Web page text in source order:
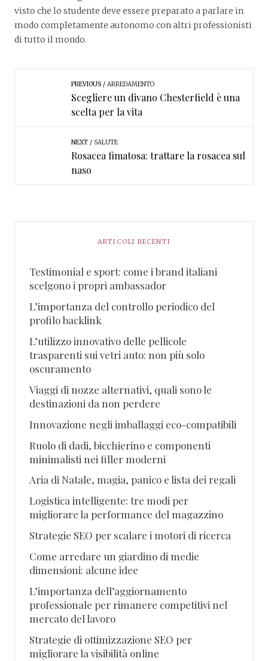
visto che lo studente deve essere preparato a parlare in
modo completamente autonomo con altri professionisti
di tutto il mondo.
PREVIOUS ARREDAMENTO
Scegliere un divano Chesterfield è una
scelta per la vita
NEXT SALUTE
Rosacea fimatosa: trattare la rosacea sul
naso
ARTICOLI RECENTI
Testimonial e sport: come i brand italiani
scelgono i propri ambassador
L’importanza del controllo periodico del
profilo backlink
L’utilizzo innovativo delle pellicole
trasparenti sui vetri auto: non più solo
oscuramento
Viaggi di nozze alternativi, quali sono le
destinazioni da non perdere
Innovazione negli imballaggi eco-compatibili
Ruolo di dadi, bicchierino e componenti
minimalisti nei filler moderni
Aria di Natale, magia, panico e lista dei regali
Logistica intelligente: tre modi per
migliorare la performance del magazzino
Strategie SEO per scalare i motori di ricerca
Come arredare un giardino di medie
dimensioni: alcune idee
L’importanza dell’aggiornamento
professionale per rimanere competitivi nel
mercato del lavoro
Strategie di ottimizzazione SEO per
migliorare la visibilità online